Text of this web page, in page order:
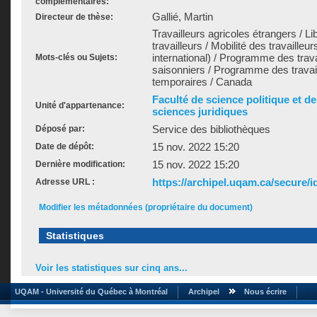
Directeur de thèse:
Gallié, Martin
Mots-clés ou Sujets:
Travailleurs agricoles étrangers /
travailleurs / Mobilité des
international) / Programme des
saisonniers / Programme des
temporaires / Canada
Unité d'appartenance:
Faculté de science politique et
sciences juridiques
Déposé par: Service des bibliothèques
Date de dépôt: 15 nov. 2022 15:20
Dernière modification: 15 nov. 2022 15:20
Adresse URL : https://archipel.uqam.ca/secure/
Modifier les métadonnées (propriétaire du document)
Statistiques
Voir les statistiques sur cinq ans...
UQAM - Université du Québec à Montréal Archipel Nous écrire